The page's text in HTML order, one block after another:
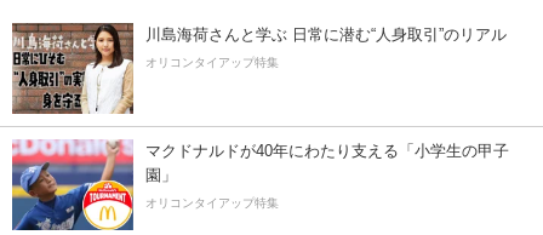
川島海荷さんと学ぶ 日常に潜む“人身取引”のリアル
オリコンタイアップ特集
マクドナルドが40年にわたり支える「小学生の甲子
園」
オリコンタイアップ特集